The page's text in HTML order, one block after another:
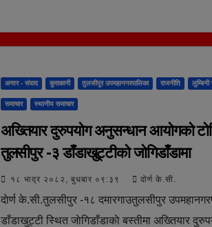
अन्तर - संवाद कुराकानी तुलसीपुर उपमहानगरपालिका राजनीति लुम्बिनी
समाचार स्थानीय समाचार
अख्तियार दुरुपयोग अनुसन्धान आयाेगकाे टाेलि
तुलसीपुर -३ डाँडाखुट्टीकाे जाेगिडाँडामा
१८ भाद्र २०८२, बुधबार ०९:३९ दोर्ण के.सी.
दाेर्ण के.सी.तुलसीपुर -१८ दमारगाउतुलसीपुर
डाँडाखुट्टी स्थित जाेगिडाँडाकाे बस्तीमा अख्तियार